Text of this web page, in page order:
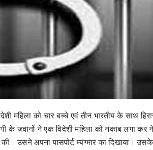
महिला को चार बच्चे एवं तीन भारतीय के साथ
के जवानों ने एक विदेशी महिला को नकाब लगा कर
उसने अपना पासपोर्ट म्यंग्मार का दिखाया।